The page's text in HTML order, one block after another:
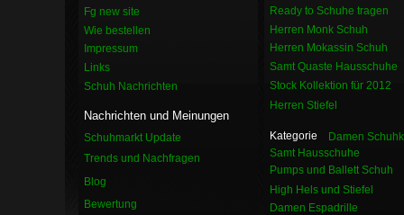
Fg new site
Wie bestellen
Impressum
Links
Schuh Nachrichten
Nachrichten und Meinungen
Schuhmarkt Update
Trends und Nachfragen
Blog
Bewertung
Ready to Schuhe tragen
Herren Monk Schuh
Herren Mokassin Schuh
Samt Quaste Hausschuhe
Stock Kollektion für 2012
Herren Stiefel
Damen
Samt Hausschuhe
Pumps und Ballett Schuh
High Hels und Stiefel
Damen Espadrille
Kategorie